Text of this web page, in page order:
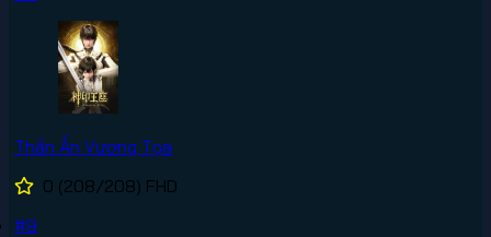
Thần Ấn Vương Tọa
0 (208/208) FHD
#9